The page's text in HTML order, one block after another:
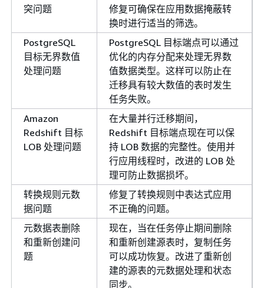
突问题
修复可确保在应用数据掩蔽转
换时进行适当的筛选。
PostgreSQL
目标无界数值
处理问题
PostgreSQL 目标端点可以通过
优化的内存分配来处理无界数
值数据类型。这样可以防止在
迁移具有较大数值的表时发生
任务失败。
Amazon
Redshift 目标
LOB 处理问题
在大量并行迁移期间，
Redshift 目标端点现在可以保
持 LOB 数据的完整性。使用并
行应用线程时，改进的 LOB 处
理可防止数据损坏。
转换规则元数
据问题
修复了转换规则中表达式应用
不正确的问题。
元数据表删除
和重新创建问
题
现在，当在任务停止期间删除
和重新创建源表时，复制任务
可以成功恢复。改进了重新创
建的源表的元数据处理和状态
同步。